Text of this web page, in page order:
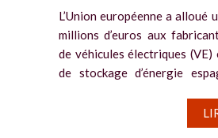
L’Union européenne a alloué
millions d’euros aux
de véhicules électriques (VE)
de stockage d’énergie